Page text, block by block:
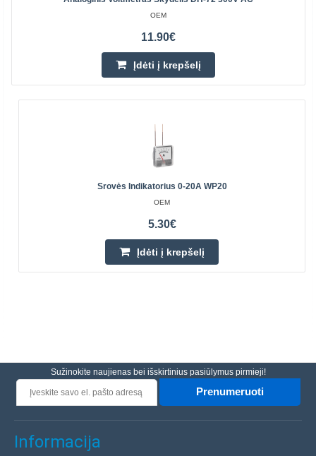
OEM
11.90€
Įdėti į krepšelį
Srovės Indikatorius 0-20A WP20
OEM
5.30€
Įdėti į krepšelį
Sužinokite naujienas bei išskirtinius pasiūlymus pirmieji!
Prenumeruoti
Informacija